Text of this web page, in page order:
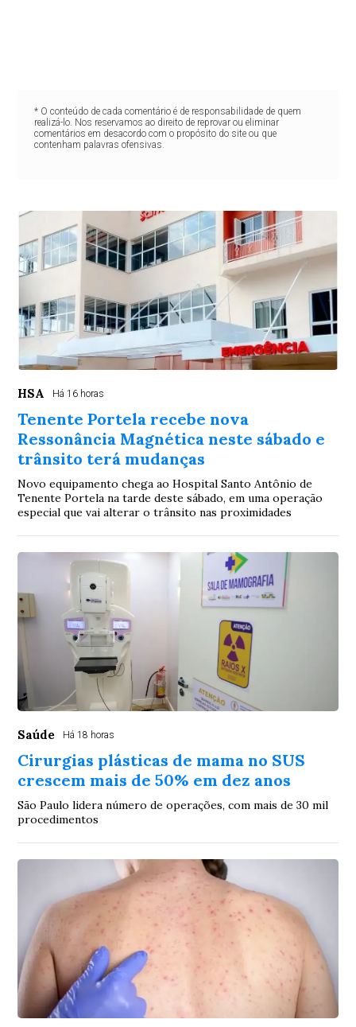
* O conteúdo de cada comentário é de responsabilidade de quem
realizá-lo. Nos reservamos ao direito de reprovar ou eliminar
comentários em desacordo com o propósito do site ou que
contenham palavras ofensivas.
HSA Há 16 horas
Tenente Portela recebe nova
Ressonância Magnética neste sábado e
trânsito terá mudanças
Novo equipamento chega ao Hospital Santo Antônio de
Tenente Portela na tarde deste sábado, em uma operação
especial que vai alterar o trânsito nas proximidades
Saúde Há 18 horas
Cirurgias plásticas de mama no SUS
crescem mais de 50% em dez anos
São Paulo lidera número de operações, com mais de 30 mil
procedimentos